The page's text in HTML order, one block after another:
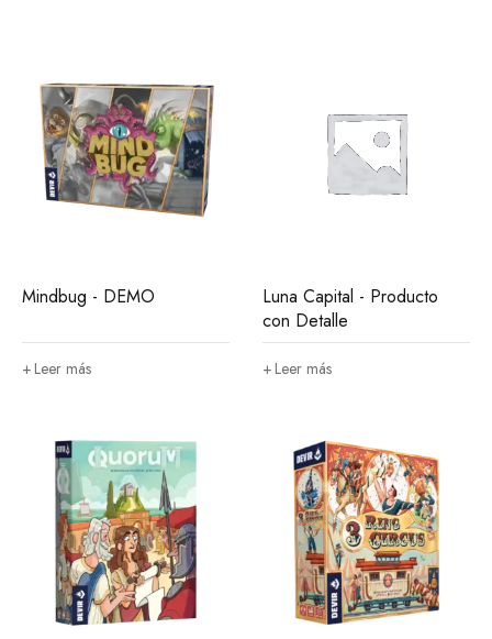
Mindbug - DEMO
Leer más
Luna Capital - Producto
con Detalle
Leer más